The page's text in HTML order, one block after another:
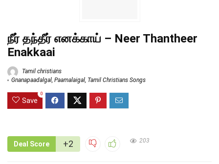
நீர் தந்தீர் எனக்காய் – Neer Thantheer
Enakkaai
Tamil christians
Gnanapaadalgal, Paamalaigal, Tamil Christians Songs
Save
0
Deal Score +2 203